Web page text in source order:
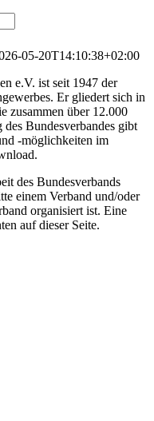
05-20T14:10:38+02:00
e.V. ist seit 1947 der
Er gliedert sich in
zusammen über 12.000
Bundesverbandes gibt
-möglichkeiten im
des Bundesverbands
einem Verband und/oder
organisiert ist. Eine
auf dieser Seite.